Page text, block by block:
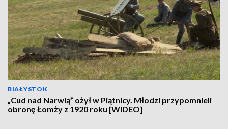
BIAŁYSTOK
„Cud nad Narwią” ożył w Piątnicy. Młodzi przypomnieli
obronę Łomży z 1920 roku [WIDEO]